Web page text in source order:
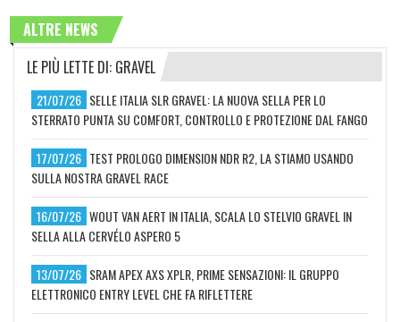
ALTRE NEWS
LE PIÙ LETTE DI: GRAVEL
21/07/26 SELLE ITALIA SLR GRAVEL: LA NUOVA SELLA PER LO
STERRATO PUNTA SU COMFORT, CONTROLLO E PROTEZIONE DAL FANGO
17/07/26 TEST PROLOGO DIMENSION NDR R2, LA STIAMO USANDO
SULLA NOSTRA GRAVEL RACE
16/07/26 WOUT VAN AERT IN ITALIA, SCALA LO STELVIO GRAVEL IN
SELLA ALLA CERVÉLO ASPERO 5
13/07/26 SRAM APEX AXS XPLR, PRIME SENSAZIONI: IL GRUPPO
ELETTRONICO ENTRY LEVEL CHE FA RIFLETTERE